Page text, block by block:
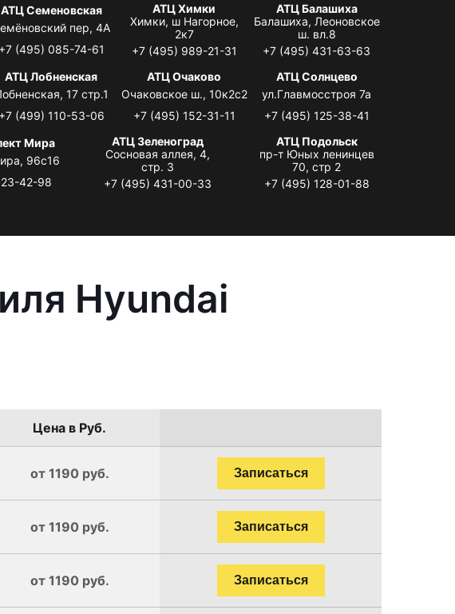
АТЦ Семеновская
пер, 4А
+7 (495) 085-74-61
АТЦ Химки
Химки, ш Нагорное,
2к7
+7 (495) 989-21-31
АТЦ Балашиха
Балашиха, Леоновское
ш. вл.8
+7 (495) 431-63-63
АТЦ Лобненская
17 стр.1
+7 (499) 110-53-06
АТЦ Очаково
Очаковское ш., 10к2с2
+7 (495) 152-31-11
АТЦ Солнцево
ул.Главмосстроя 7а
+7 (495) 125-38-41
Мира
96с16
42-98
АТЦ Зеленоград
Сосновая аллея, 4,
стр. 3
+7 (495) 431-00-33
АТЦ Подольск
пр-т Юных ленинцев
70, стр 2
+7 (495) 128-01-88
Hyundai
Цена в Руб.
от 1190 руб. Записаться
от 1190 руб. Записаться
от 1190 руб. Записаться